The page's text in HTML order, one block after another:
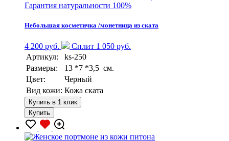
Гарантия натуральности 100%
Небольшая косметичка /монетница из ската
4 200 руб.
Сплит 1 050 руб.
Артикул:
ks-250
Размеры:
13 *7 *3,5 см.
Цвет:
Черный
Вид кожи: Кожа ската
Купить в 1 клик
Купить